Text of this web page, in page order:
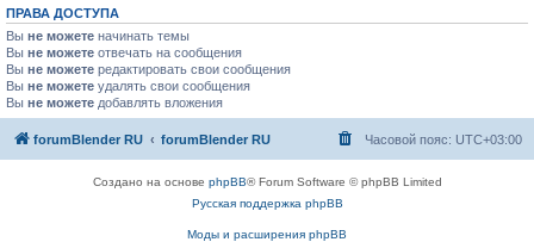
ПРАВА ДОСТУПА
Вы не можете начинать темы
Вы не можете отвечать на сообщения
Вы не можете редактировать свои сообщения
Вы не можете удалять свои сообщения
Вы не можете добавлять вложения
forumBlender RU forumBlender RU Часовой пояс: UTC+03:00
Создано на основе phpBB® Forum Software © phpBB Limited
Русская поддержка phpBB
Моды и расширения phpBB